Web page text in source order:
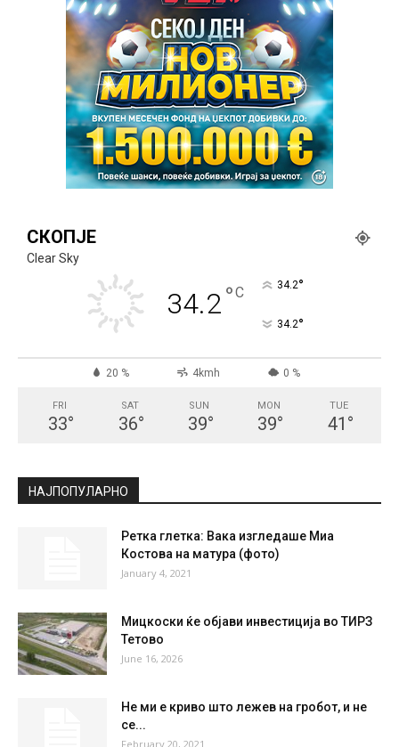
СКОПЈЕ
Clear Sky
34.2°C 34.2°
34.2°
20 % 4kmh 0 %
FRI
33°
SAT
36°
SUN
39°
MON
39°
TUE
41 °
НАЈПОПУЛАРНО
Ретка глетка: Вака изгледаше Миа
Костова на матура (фото)
January 4, 2021
Мицкоски ќе објави инвестиција во ТИРЗ
Тетово
June 16, 2026
Не ми е криво што лежев на гробот, и не
се...
February 20, 2021